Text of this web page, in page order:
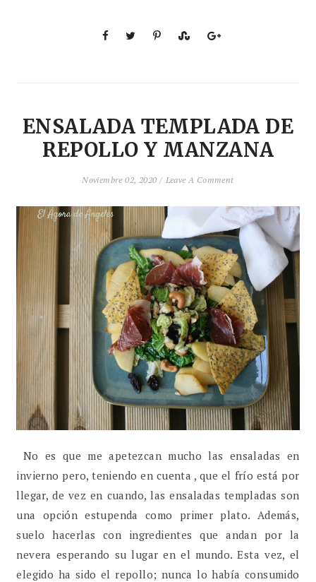
ENSALADA TEMPLADA DE
REPOLLO Y MANZANA
Noviembre 02, 2020 / Leave A Comment
No es que me apetezcan mucho las ensaladas en
invierno pero, teniendo en cuenta , que el frío está por
llegar, de vez en cuando, las ensaladas templadas son
una opción estupenda como primer plato. Además,
suelo hacerlas con ingredientes que andan por la
nevera esperando su lugar en el mundo. Esta vez, el
elegido ha sido el repollo; nunca lo había consumido